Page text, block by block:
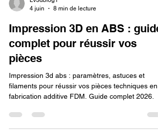
4 juin
8 min de lecture
Impression 3D en ABS : guide
complet pour réussir vos
pièces
Impression 3d abs : paramètres, astuces et
filaments pour réussir vos pièces techniques en
fabrication additive FDM. Guide complet 2026.